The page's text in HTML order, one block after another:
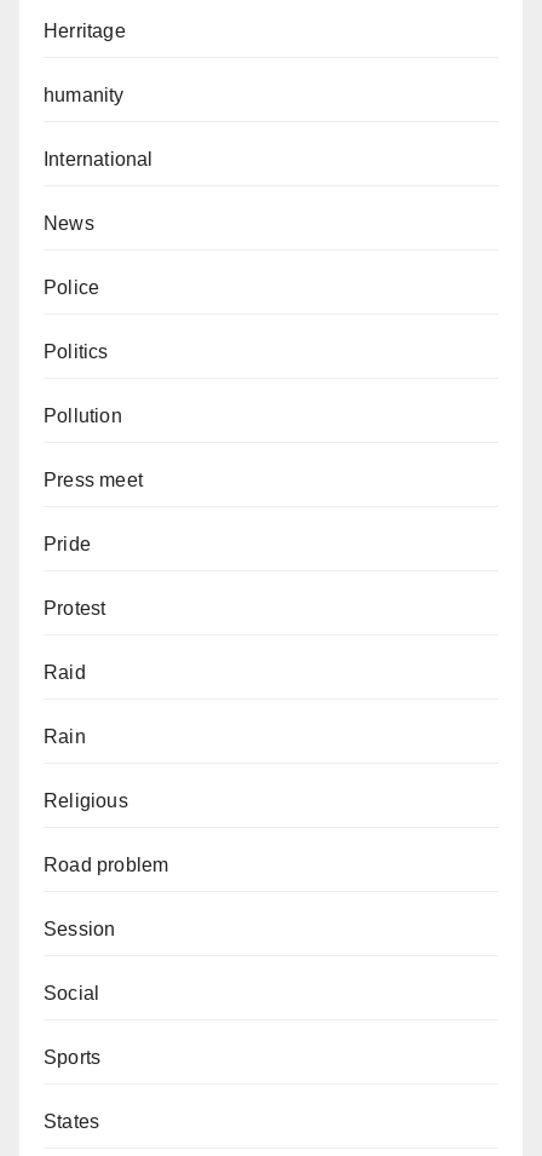
Herritage
humanity
International
News
Police
Politics
Pollution
Press meet
Pride
Protest
Raid
Rain
Religious
Road problem
Session
Social
Sports
States